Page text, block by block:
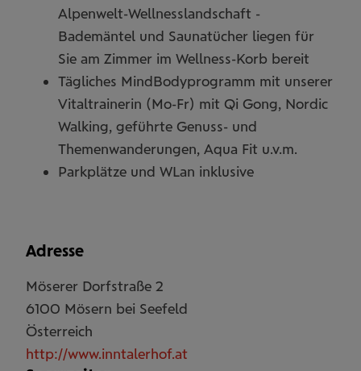
Alpenwelt-Wellnesslandschaft -
Bademäntel und Saunatücher liegen für
Sie am Zimmer im Wellness-Korb bereit
Tägliches MindBodyprogramm mit unserer
Vitaltrainerin (Mo-Fr) mit Qi Gong, Nordic
Walking, geführte Genuss- und
Themenwanderungen, Aqua Fit u.v.m.
Parkplätze und WLan inklusive
Adresse
Möserer Dorfstraße 2
6100 Mösern bei Seefeld
Österreich
http://www.inntalerhof.at